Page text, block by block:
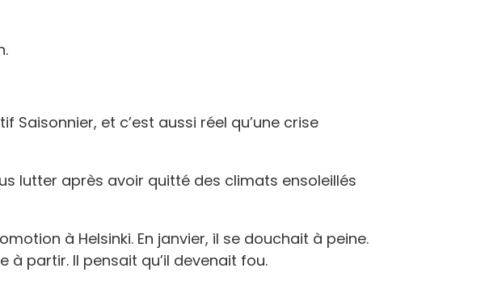
Saisonnier, et c’est aussi réel qu’une crise
lutter après avoir quitté des climats ensoleillés
à Helsinki. En janvier, il se douchait à peine.
partir. Il pensait qu’il devenait fou.